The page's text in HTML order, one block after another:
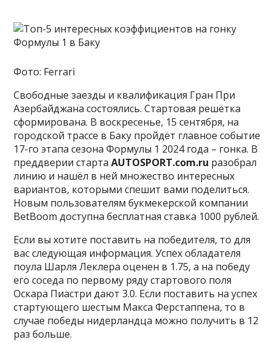
Фото: Ferrari
Свободные заезды и квалификация Гран При
Азербайджана состоялись. Стартовая решётка
сформирована. В воскресенье, 15 сентября, на
городской трассе в Баку пройдёт главное событие
17-го этапа сезона Формулы 1 2024 года – гонка. В
преддверии стартаAUTOSPORT.com.ru разобрал
линию и нашёл в ней множество интересных
вариантов, которыми спешит вами поделиться.
Новым пользователям букмекерской компании
BetBoom доступна бесплатная ставка 1000 рублей.
Если вы хотите поставить на победителя, то для
вас следующая информация. Успех обладателя
поула Шарля Леклера оценен в 1.75, а на победу
его соседа по первому ряду стартового поля
Оскара Пиастри дают 3.0. Если поставить на успех
стартующего шестым Макса Ферстаппена, то в
случае победы нидерландца можно получить в 12
раз больше.